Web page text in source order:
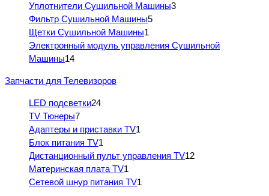
Уплотнители Сушильной Машины3
Фильтр Сушильной Машины5
Щетки Сушильной Машины1
Электронный модуль управления Сушильной
Машины14
Запчасти для Телевизоров
LED подсветки24
TV Тюнеры7
Адаптеры и приставки TV1
Блок питания TV1
Дистанционный пульт управления TV12
Материнская плата TV1
Сетевой шнур питания TV1